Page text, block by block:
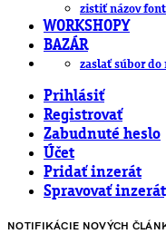
zistiť názov
WORKSHOPY
BAZÁR
zaslať súbor do
Prihlásiť
Registrovať
Zabudnuté heslo
Účet
Pridať inzerát
Spravovať
NOTIFIKÁCIE NOVÝCH